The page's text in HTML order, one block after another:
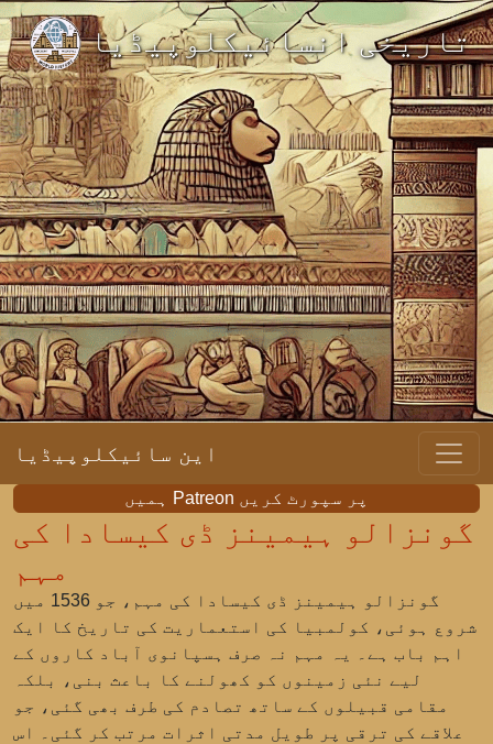
تاریخی انسائیکلوپیڈیا
این سائیکلوپیڈیا
ہمیں Patreon پر سپورٹ کریں
گونزالو ہیمینز ڈی کیسادا کی
مہم
گونزالو ہیمینز ڈی کیسادا کی مہم، جو 1536 میں
شروع ہوئی، کولمبیا کی استعماریت کی تاریخ کا ایک
اہم باب ہے۔ یہ مہم نہ صرف ہسپانوی آباد کاروں کے
لیے نئی زمینوں کو کھولنے کا باعث بنی، بلکہ
مقامی قبیلوں کے ساتھ تصادم کی طرف بھی گئی، جو
علاقے کی ترقی پر طویل مدتی اثرات مرتب کر گئی۔ اس